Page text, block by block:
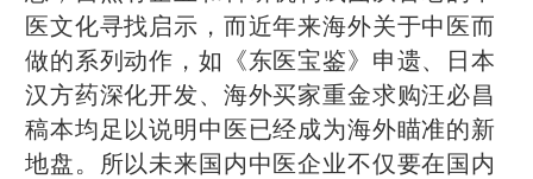
医文化寻找启示，而近年来海外关于中医而
做的系列动作，如《东医宝鉴》申遗、日本
汉方药深化开发、海外买家重金求购汪必昌
稿本均足以说明中医已经成为海外瞄准的新
地盘。所以未来国内中医企业不仅要在国内